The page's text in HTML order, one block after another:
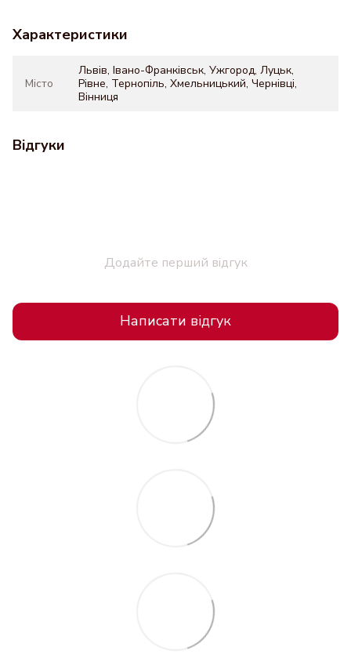
Характеристики
Місто
Львів, Івано-Франківськ, Ужгород, Луцьк,
Рівне, Тернопіль, Хмельницький, Чернівці,
Вінниця
Відгуки
Додайте перший відгук
Написати відгук